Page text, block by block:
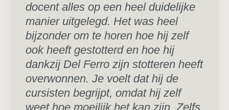
docent alles op een heel duidelijke
manier uitgelegd. Het was heel
bijzonder om te horen hoe hij zelf
ook heeft gestotterd en hoe hij
dankzij Del Ferro zijn stotteren heeft
overwonnen. Je voelt dat hij de
cursisten begrijpt, omdat hij zelf
weet hoe moeilijk het kan zijn. Zelfs